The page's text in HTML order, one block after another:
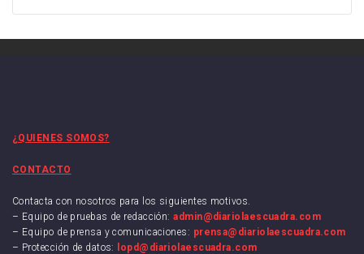
¿QUIENES SOMOS?
CONTACTO
Contacta con nosotros para los siguientes motivos.
– Equipo de pruebas de redacción:admin@diariolaescuadra.com
– Equipo de prensa y comunicaciones: prensa@diariolaescuadra.com
– Protección de datos:
lopd@diariolaescuadra.com